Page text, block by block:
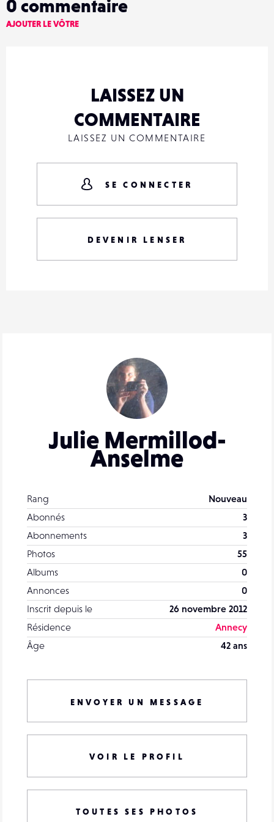
Julie Mermillod-
Anselme
Rang
Nouveau
Abonnés
3
Abonnements
3
Photos
55
Albums
0
Annonces
0
Inscrit depuis le
26 novembre 2012
Résidence
Annecy
Âge
42 ans
ENVOYER UN MESSAGE
VOIR LE PROFIL
TOUTES SES PHOTOS
0 commentaire
AJOUTER LE VÔTRE
LAISSEZ UN
COMMENTAIRE
LAISSEZ UN COMMENTAIRE
SE CONNECTER
DEVENIR LENSER